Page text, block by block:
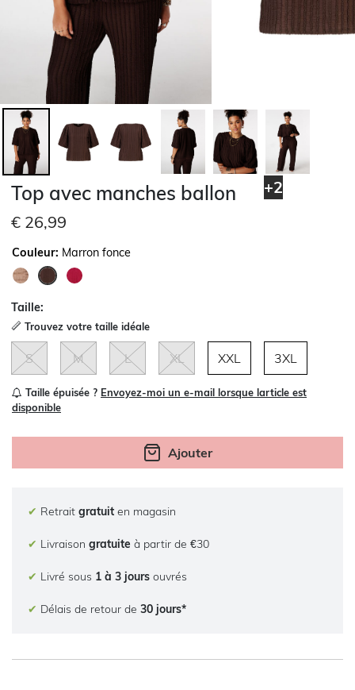
+2
Top avec manches ballon
€ 26,99
Couleur: Marron fonce
Taille:
Trouvez votre taille idéale
S M L XL XXL 3XL
Taille épuisée ? Envoyez-moi un e-mail lorsque larticle est
disponible
Ajouter
✔ Retrait gratuit en magasin
✔ Livraison gratuite à partir de €30
✔ Livré sous 1 à 3 jours ouvrés
✔ Délais de retour de 30 jours*